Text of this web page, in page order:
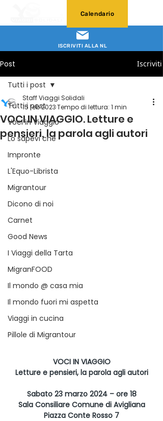
ISCRIVITI ALLA NL
Calendario
Post Iscriviti
Tutti i post
Voci in Viaggio
Lo sapevi che
Impronte
L'Equo-Librista
Migrantour
Dicono di noi
Carnet
Good News
I Viaggi della Tarta
MigranFOOD
Il mondo @ casa mia
Il mondo fuori mi aspetta
Viaggi in cucina
Pillole di Migrantour
Tutti i post
VOCI IN VIAGGIO. Letture e
pensieri, la parola agli autori
Staff Viaggi Solidali
15 feb 2023Tempo di lettura: 1 min
VOCI IN VIAGGIO
Letture e pensieri, la parola agli autori
Sabato 23 marzo 2024 – ore 18
Sala Consiliare Comune di Avigliana
Piazza Conte Rosso 7